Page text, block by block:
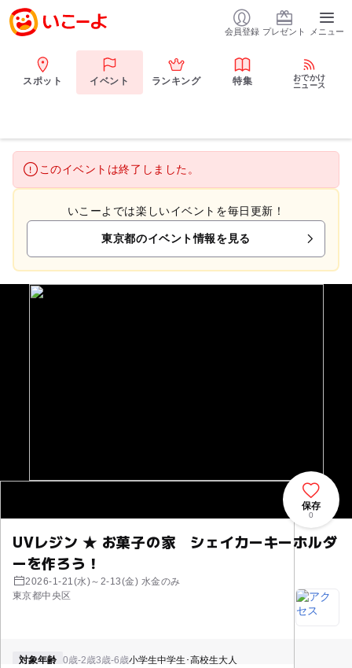
会員登録 プレゼント メニュー
スポット イベント ランキング 特集
おでかけ
ニュース
このイベントは終了しました。
いこーよでは楽しいイベントを毎日更新！
東京都のイベント情報を見る
UVレジン ★ お菓子の家 シェイカーキーホルダ
ーを作ろう！
2026-1-21(水)～2-13(金) 水金のみ
東京都中央区
保存
0
対象年齢 0歳-2歳3歳-6歳小学生中学生･高校生大人